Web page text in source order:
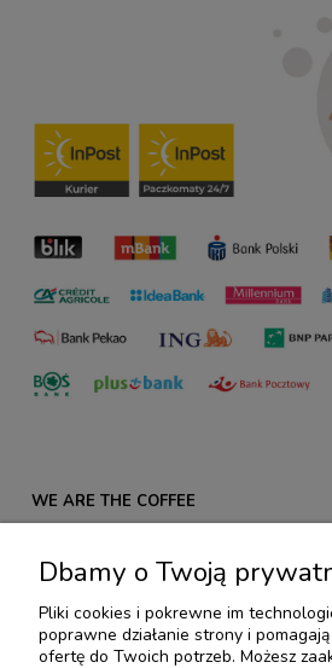
WE ARE THE COFFEE
REGULAMINY
PROMOCJE I NOWOŚCI
Dbamy o Twoją
Pliki cookies i pokrewne im
poprawne działanie strony i
ofertę do Twoich potrzeb. Możesz